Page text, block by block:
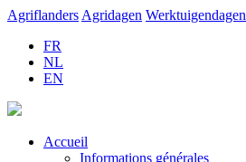
Agriflanders Agridagen Werktuigendagen
FR
NL
EN
Accueil
Informations générales